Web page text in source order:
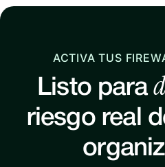
ACTIVA TUS
Listo para
riesgo real